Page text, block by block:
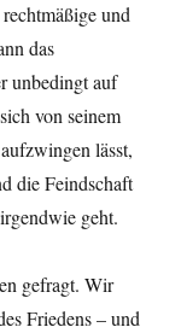
und
das
unbedingt auf
von seinem
lässt,
die Feindschaft
geht.
gefragt. Wir
Friedens – und